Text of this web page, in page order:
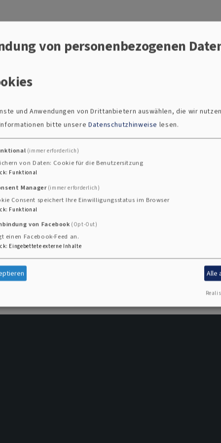
Regnitzlosau
vakant - hier finden Sie nähereInformationenzur
(Geschäftsführung in Vakanz)
Regnitzlosau gehört auch die Friedenskirche in
von personenbezogenen
und Anwendungen von Drittanbietern auswählen, die wir
bitte unsere Datenschutzhinweise lesen.
(immer erforderlich)
von Daten: Cookie für die Benutzersitzung
: Funktional
Manager (immer erforderlich)
Consent speichert Ihre Einwilligungsstatus im Browser
: Funktional
von Facebook (Opt-Out)
einen Facebook-Feed an.
: Eingebettete externe Inhalte
Alle